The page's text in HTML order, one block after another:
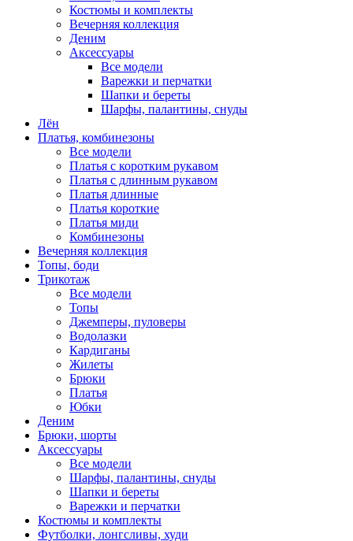
Костюмы и комплекты
Вечерняя коллекция
Деним
Аксессуары
Все модели
Варежки и перчатки
Шапки и береты
Шарфы, палантины, снуды
Лён
Платья, комбинезоны
Все модели
Платья с коротким рукавом
Платья с длинным рукавом
Платья длинные
Платья короткие
Платья миди
Комбинезоны
Вечерняя коллекция
Топы, боди
Трикотаж
Все модели
Топы
Джемперы, пуловеры
Водолазки
Кардиганы
Жилеты
Брюки
Платья
Юбки
Деним
Брюки, шорты
Аксессуары
Все модели
Шарфы, палантины, снуды
Шапки и береты
Варежки и перчатки
Костюмы и комплекты
Футболки, лонгсливы, худи